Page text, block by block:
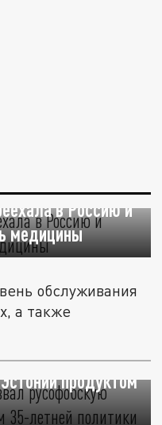
в Россию и
медицины
обслуживания
а также
продуктом